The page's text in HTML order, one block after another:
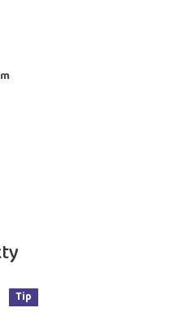
Tip